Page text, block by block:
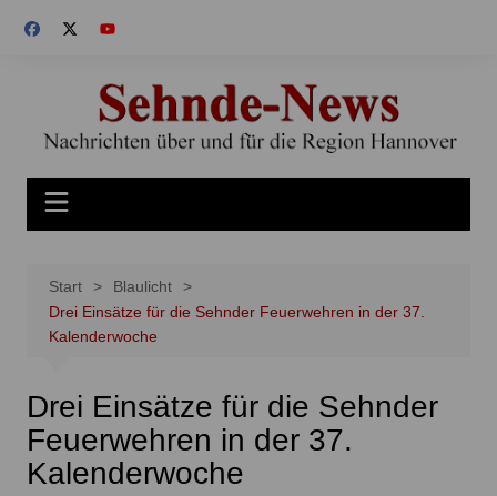
Inhalt
Start
Blaulicht
Drei Einsätze für die Sehnder Feuerwehren in der 37.
Kalenderwoche
Drei Einsätze für die Sehnder
Feuerwehren in der 37.
Kalenderwoche